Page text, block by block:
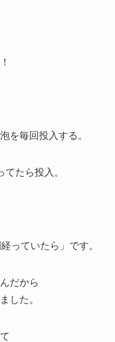
を毎回投入する。
てたら投入。
っていたら」です。
だから
した。